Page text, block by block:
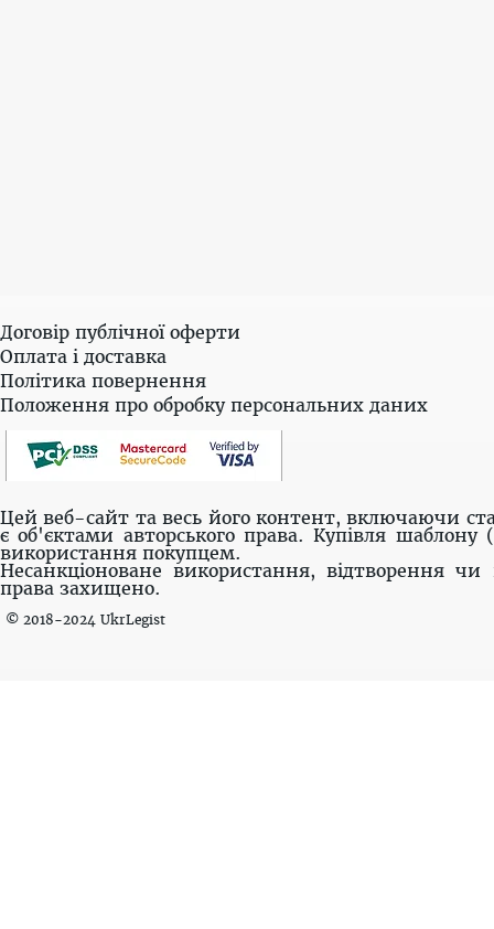
Договір публічної оферти
Оплата і доставка
Політика повернення
Положення про обробку персональних даних
Цей веб-сайт та весь його контент, включаючи
є об'єктами авторського права. Купівля шаблону
використання покупцем.
Несанкціоноване використання, відтворення
права захищено.
© 2018-2024 UkrLegist